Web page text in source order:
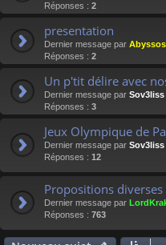
Réponses : 2
presentation
Dernier message par Abyssos
Réponses : 2
Un p'tit délire avec
Dernier message par Sov3liss
Réponses : 3
Jeux Olympique de
Dernier message par Sov3liss
Réponses : 12
Propositions diverses
Dernier message par
Réponses : 763